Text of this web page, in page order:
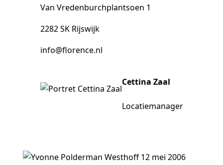
Mantelzorgers
Van Vredenburchplantsoen 1
2282 SK Rijswijk
info@florence.nl
Cettina Zaal
Locatiemanager